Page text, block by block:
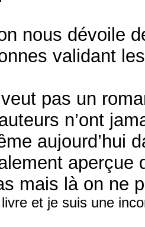
nous dévoile
validant
pas un
n’ont
aujourd’hui
aperçue
mais là on ne
et je suis une